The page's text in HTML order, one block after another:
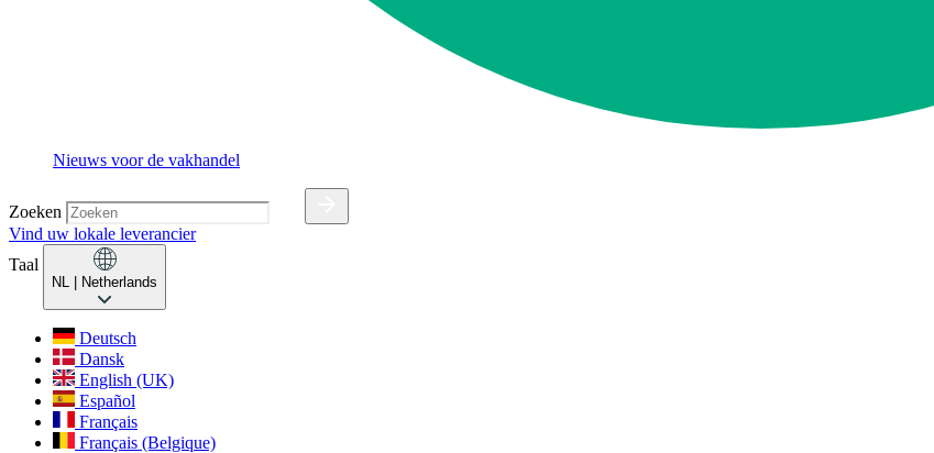
Nieuws voor de vakhandel
Zoeken
Vind uw lokale leverancier
Taal
NL | Netherlands
Deutsch
Dansk
English (UK)
Español
Français
Français (Belgique)